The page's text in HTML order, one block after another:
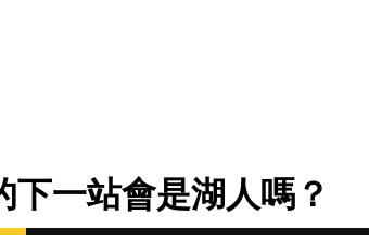
下一站會是湖人嗎？